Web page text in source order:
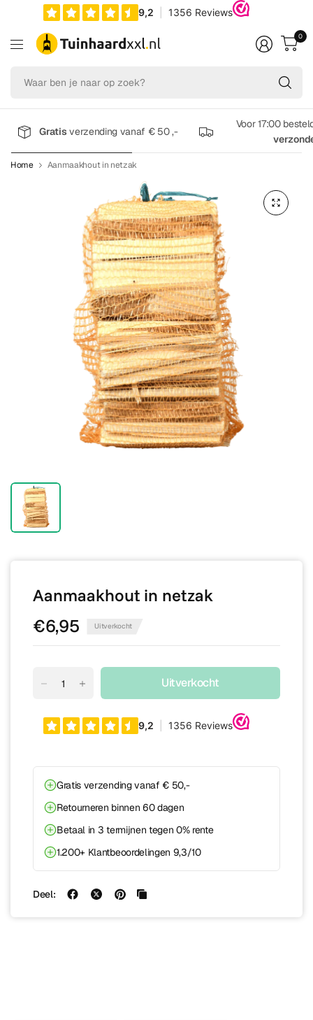
op
0
Gratisverzending vanaf € 50 ,-
Voor 17:00
Home Aanmaakhout in netzak
Aanmaakhout in netzak
€6,95 Uitverkocht
Uitverkocht
Gratis verzending vanaf € 50,-
Retourneren binnen 60 dagen
Betaal in 3 termijnen tegen 0% rente
1.200+ Klantbeoordelingen 9,3/10
Deel: